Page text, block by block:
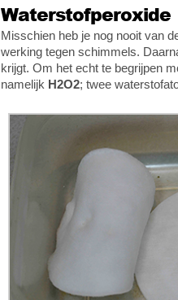
Waterstofperoxide
Misschien heb je nog nooit van
werking tegen schimmels.
krijgt. Om het echt te begrijpen
namelijk H2O2; twee